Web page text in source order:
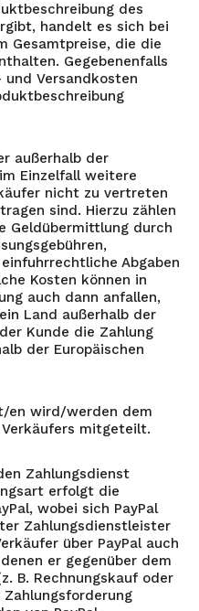
des
handelt es sich bei
Gesamtpreise, die die
Gegebenenfalls
Versandkosten
außerhalb der
Einzelfall weitere
nicht zu vertreten
sind. Hierzu zählen
Geldübermittlung durch
Abgaben
Kosten können in
auch dann anfallen,
Land außerhalb der
Kunde die Zahlung
der Europäischen
en wird/werden dem
mitgeteilt.
Zahlungsdienst
erfolgt die
wobei sich PayPal
Zahlungsdienstleister
über PayPal auch
er gegenüber dem
B. Rechnungskauf oder